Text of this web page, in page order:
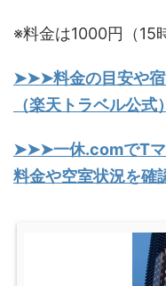
※料金は1000円（15
➤➤➤料金の目安や宿
（楽天トラベル公式）
➤➤➤一休.comでTマ
料金や空室状況を確